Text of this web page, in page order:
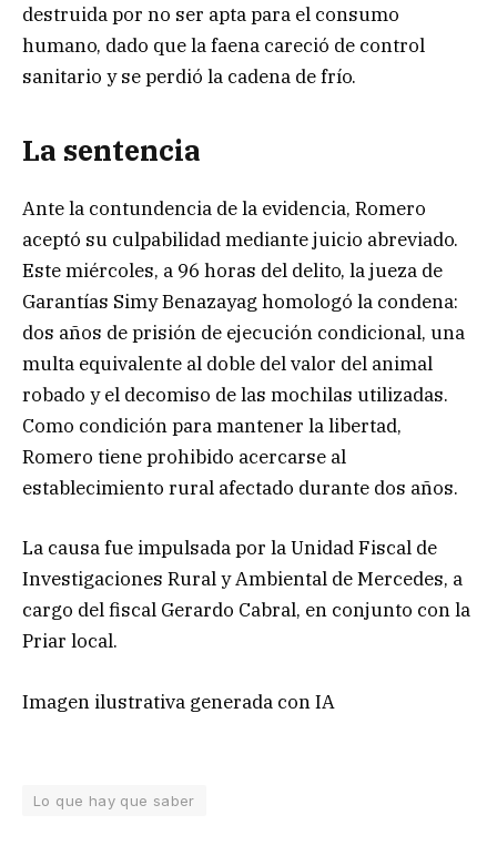
destruida por no ser apta para el consumo
humano, dado que la faena careció de control
sanitario y se perdió la cadena de frío.
La sentencia
Ante la contundencia de la evidencia, Romero
aceptó su culpabilidad mediante juicio abreviado.
Este miércoles, a 96 horas del delito, la jueza de
Garantías Simy Benazayag homologó la condena:
dos años de prisión de ejecución condicional, una
multa equivalente al doble del valor del animal
robado y el decomiso de las mochilas utilizadas.
Como condición para mantener la libertad,
Romero tiene prohibido acercarse al
establecimiento rural afectado durante dos años.
La causa fue impulsada por la Unidad Fiscal de
Investigaciones Rural y Ambiental de Mercedes, a
cargo del fiscal Gerardo Cabral, en conjunto con la
Priar local.
Imagen ilustrativa generada con IA
Lo que hay que saber